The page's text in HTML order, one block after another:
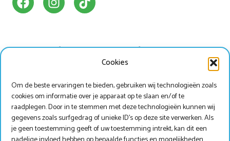
Cookies
Om de beste ervaringen te bieden, gebruiken wij technologieën zoals
cookies om informatie over je apparaat op te slaan en/of te
raadplegen. Door in te stemmen met deze technologieën kunnen wij
gegevens zoals surfgedrag of unieke ID's op deze site verwerken. Als
je geen toestemming geeft of uw toestemming intrekt, kan dit een
Ons Hotel
Bungalows
Torenkamer
Handige info
Omgeving
Contact